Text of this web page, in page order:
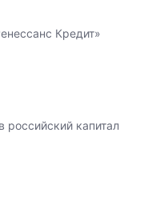
Кредит»
российский капитал